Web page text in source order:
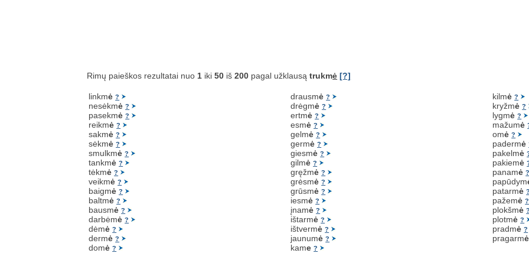
Rimų paieškos rezultatai nuo 1 iki50 iš200 pagal užklausątrukmė [?]
linkmė ?
nesėkmė ?
pasekmė ?
reikmė ?
sakmė ?
sėkmė ?
smulkmė ?
tankmė ?
tėkmė ?
veikmė ?
baigmė ?
baltmė ?
bausmė ?
darbėmė ?
dėmė ?
dermė ?
domė ?
drausmė ?
drėgmė ?
ertmė ?
esmė ?
gelmė ?
germė ?
giesmė ?
gilmė ?
gręžmė ?
grėsmė ?
grūsmė ?
iesmė ?
įnamė ?
ištarmė ?
ištvermė ?
jaunumė ?
kame ?
kilmė ?
kryžmė ?
lygmė ?
mažumė
omė ?
padermė
pakelmė
pakiemė
panamė ?
papūdym
patarmė ?
pažemė ?
plokšmė ?
plotmė ?
pradmė ?
pragarmė